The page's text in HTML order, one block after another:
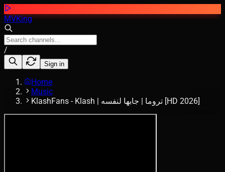
MVKing
/
Sign in
Home
Music
KlashFans - Klash | تروما | جابها لنفسه [HD 2026]